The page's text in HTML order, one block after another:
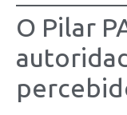
O Pilar